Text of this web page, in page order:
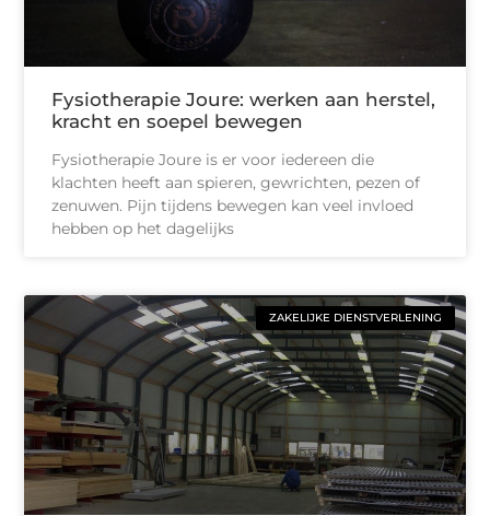
Fysiotherapie Joure: werken aan herstel,
kracht en soepel bewegen
Fysiotherapie Joure is er voor iedereen die
klachten heeft aan spieren, gewrichten, pezen of
zenuwen. Pijn tijdens bewegen kan veel invloed
hebben op het dagelijks
ZAKELIJKE DIENSTVERLENING